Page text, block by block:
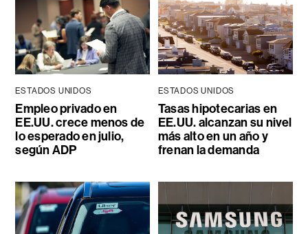
ESTADOS UNIDOS
Empleo privado en
EE.UU. crece menos de
lo esperado en julio,
según ADP
ESTADOS UNIDOS
Tasas hipotecarias en
EE.UU. alcanzan su nivel
más alto en un año y
frenan la demanda